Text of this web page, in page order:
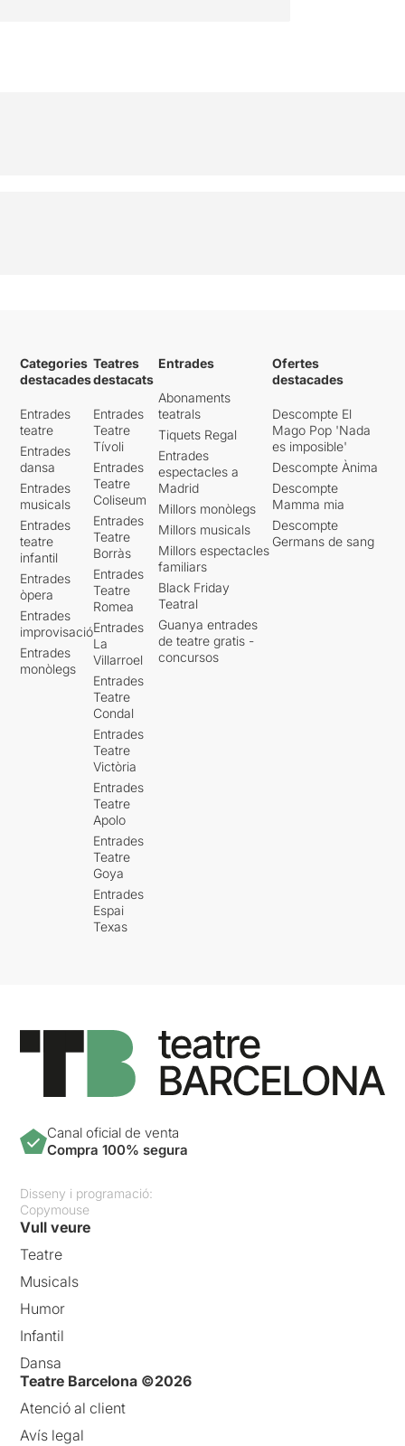
Categories
destacades
Entrades
teatre
Entrades
dansa
Entrades
musicals
Entrades
teatre
infantil
Entrades
òpera
Entrades
improvisació
Entrades
monòlegs
Teatres
destacats
Entrades
Teatre
Tívoli
Entrades
Teatre
Coliseum
Entrades
Teatre
Borràs
Entrades
Teatre
Romea
Entrades
La
Villarroel
Entrades
Teatre
Condal
Entrades
Teatre
Victòria
Entrades
Teatre
Apolo
Entrades
Teatre
Goya
Entrades
Espai
Texas
Entrades
Abonaments
teatrals
Tiquets Regal
Entrades
espectacles a
Madrid
Millors monòlegs
Millors musicals
Millors espectacles
familiars
Black Friday
Teatral
Guanya entrades
de teatre gratis -
concursos
Ofertes
destacades
Descompte El
Mago Pop 'Nada
es imposible'
Descompte Ànima
Descompte
Mamma mia
Descompte
Germans de sang
Canal oficial de venta
Compra 100% segura
Disseny i programació:
Copymouse
Vull veure
Teatre
Musicals
Humor
Infantil
Dansa
Teatre Barcelona ©2026
Atenció al client
Avís legal